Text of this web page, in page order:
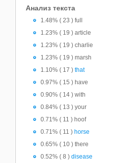
Анализ текста
1.48% ( 23 ) full
1.23% ( 19 ) article
1.23% ( 19 ) charlie
1.23% ( 19 ) marsh
1.10% ( 17 ) that
0.97% ( 15 ) have
0.90% ( 14 ) with
0.84% ( 13 ) your
0.71% ( 11 ) hoof
0.71% ( 11 ) horse
0.65% ( 10 ) there
0.52% ( 8 ) disease